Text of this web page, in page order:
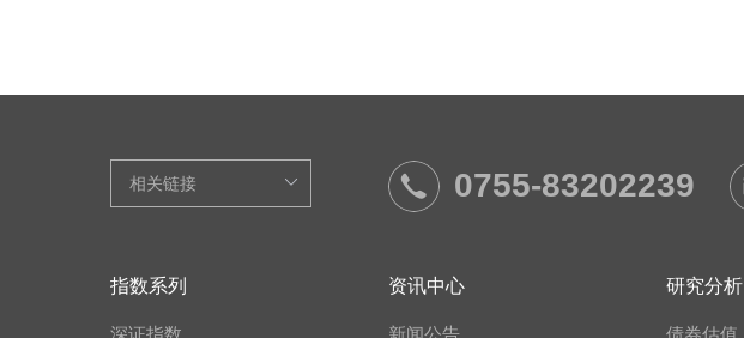
0755-83202239
指数系列
深证指数
资讯中心
新闻公告
研究分析
债券估值